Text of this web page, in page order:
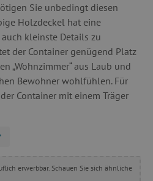
Sie unbedingt diesen
Holzdeckel hat eine
kleinste Details zu
der Container genügend Platz
„Wohnzimmer“ aus Laub und
Bewohner wohlfühlen. Für
Container mit einem Träger
erwerbbar. Schauen Sie sich ähnliche